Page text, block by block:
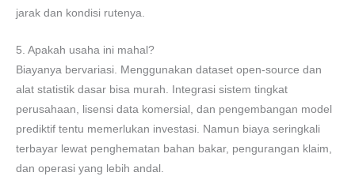
jarak dan kondisi rutenya.
5. Apakah usaha ini mahal?
Biayanya bervariasi. Menggunakan dataset open-source dan
alat statistik dasar bisa murah. Integrasi sistem tingkat
perusahaan, lisensi data komersial, dan pengembangan model
prediktif tentu memerlukan investasi. Namun biaya seringkali
terbayar lewat penghematan bahan bakar, pengurangan klaim,
dan operasi yang lebih andal.